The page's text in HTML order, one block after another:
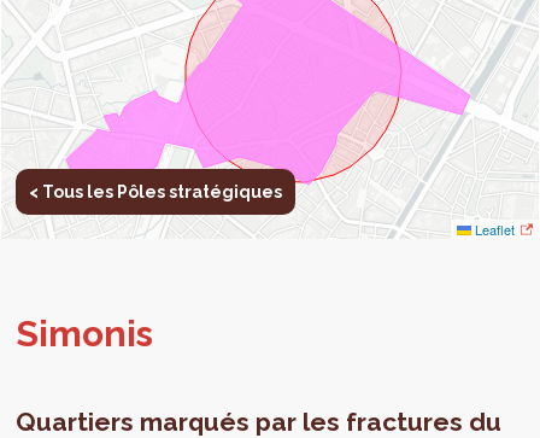
Leaflet
< Tous les Pôles stratégiques
Simo­nis
Quartiers marqués par les fractures du